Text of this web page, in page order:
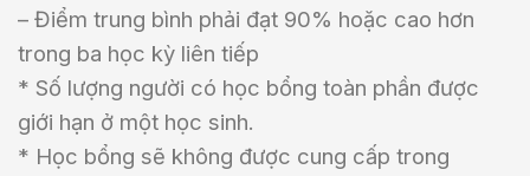
– Điểm trung bình phải đạt 90% hoặc cao hơn
trong ba học kỳ liên tiếp
* Số lượng người có học bổng toàn phần được
giới hạn ở một học sinh.
* Học bổng sẽ không được cung cấp trong